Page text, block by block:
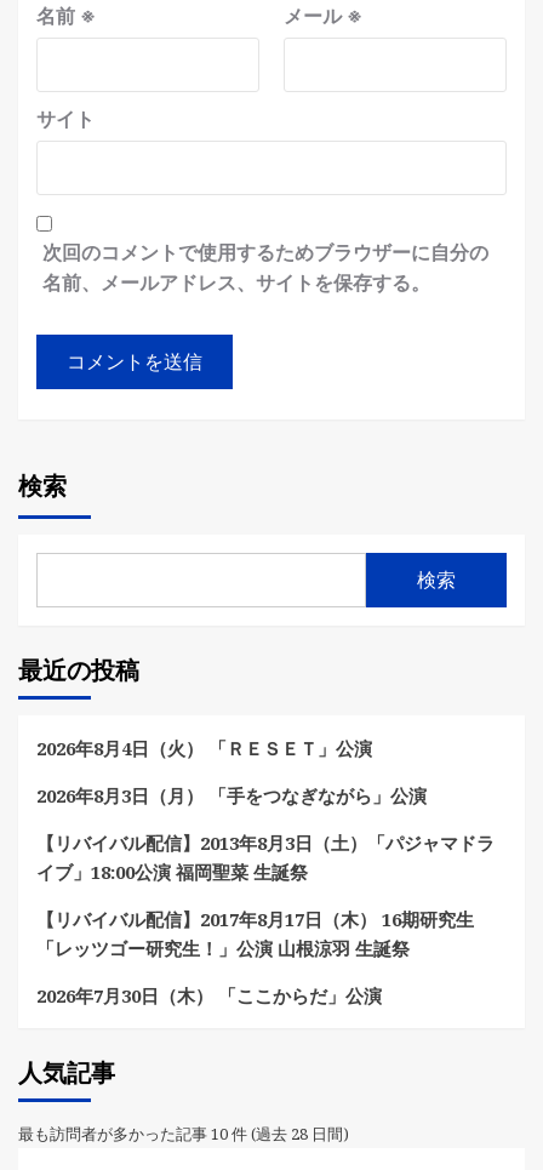
名前 ※ メール※
サイト
次回のコメントで使用するためブラウザーに自分の
名前、メールアドレス、サイトを保存する。
検索
検索
最近の投稿
2026年8月4日（火） 「ＲＥＳＥＴ」公演
2026年8月3日（月） 「手をつなぎながら」公演
【リバイバル配信】2013年8月3日（土）「パジャマドラ
イブ」18:00公演 福岡聖菜 生誕祭
【リバイバル配信】2017年8月17日（木） 16期研究生
「レッツゴー研究生！」公演 山根涼羽 生誕祭
2026年7月30日（木） 「ここからだ」公演
人気記事
最も訪問者が多かった記事 10 件 (過去 28 日間)